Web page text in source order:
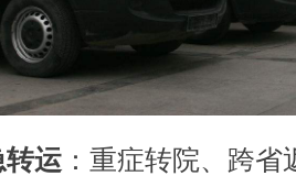
转运 ：重症转院、跨